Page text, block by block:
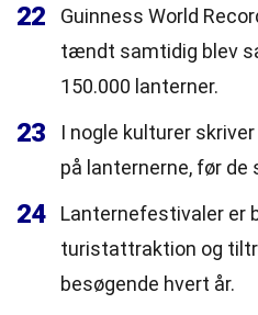
22
Guinness World
tændt samtidig blev
150.000 lanterner.
23
I nogle kulturer
på lanternerne, før de
24
Lanternefestivaler er
turistattraktion og
besøgende hvert år.